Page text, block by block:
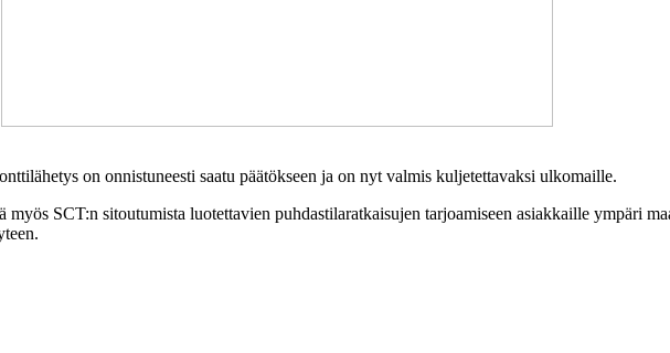
on onnistuneesti saatu päätökseen ja on nyt valmis kuljetettavaksi ulkomaille.
SCT:n sitoutumista luotettavien puhdastilaratkaisujen tarjoamiseen asiakkaille ympäri